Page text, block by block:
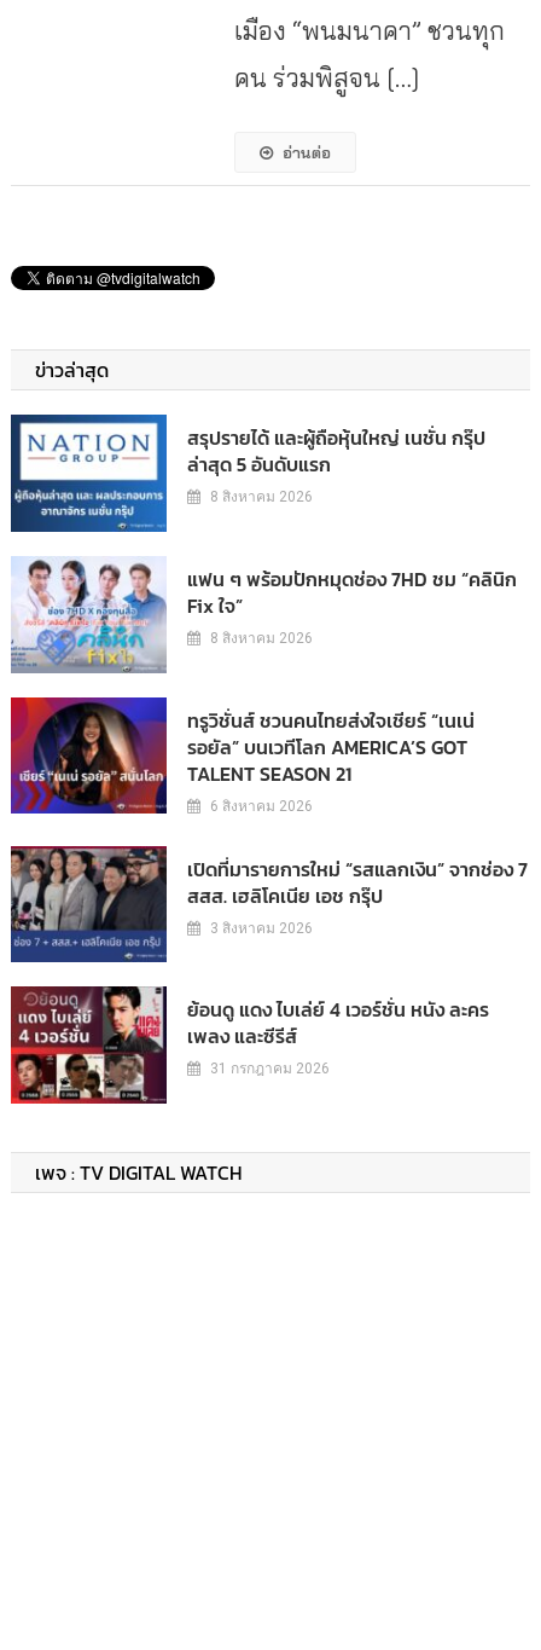
เมือง “พนมนาคา” ชวนทุก
คน ร่วมพิสูจน […]
อ่านต่อ
ข่าวล่าสุด
สรุปรายได้ และผู้ถือหุ้นใหญ่ เนชั่น กรุ๊ป
ล่าสุด 5 อันดับแรก
8 สิงหาคม 2026
แฟน ๆ พร้อมปักหมุดช่อง 7HD ชม “คลินิก
Fix ใจ”
8 สิงหาคม 2026
ทรูวิชั่นส์ ชวนคนไทยส่งใจเชียร์ “เนเน่
รอยัล” บนเวทีโลก AMERICA’S GOT
TALENT SEASON 21
6 สิงหาคม 2026
เปิดที่มารายการใหม่ “รสแลกเงิน” จากช่อง 7
สสส. เฮลิโคเนีย เอช กรุ๊ป
3 สิงหาคม 2026
ย้อนดู แดง ไบเล่ย์ 4 เวอร์ชั่น หนัง ละคร
เพลง และซีรีส์
31 กรกฎาคม 2026
เพจ : TV DIGITAL WATCH